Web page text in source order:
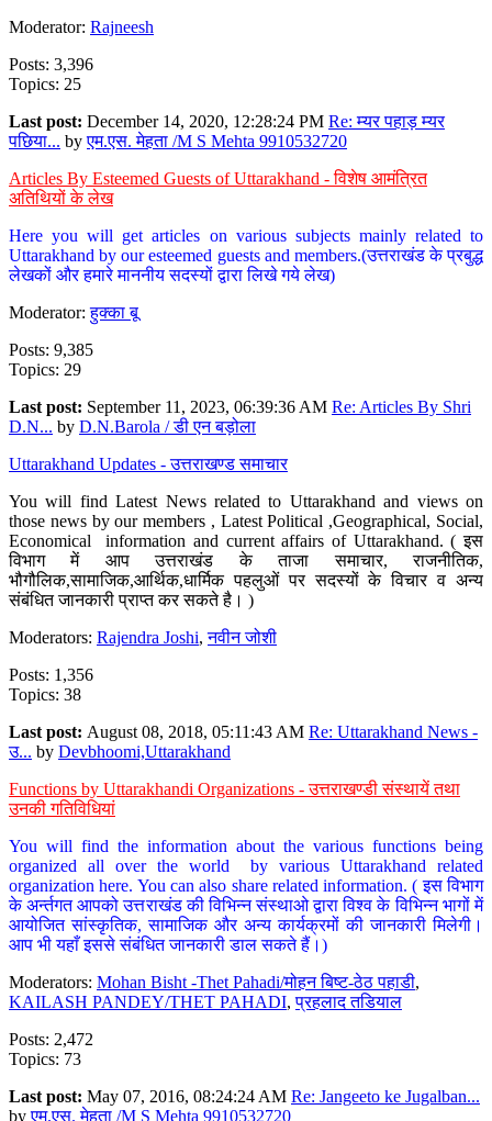
Moderator: Rajneesh
Posts: 3,396
Topics: 25
Last post: December 14, 2020, 12:28:24 PM Re: म्यर पहाड़ म्यर
पछिया... byएम.एस. मेहता /M S Mehta 9910532720
Articles By Esteemed Guests of Uttarakhand - विशेष आमंत्रित
अतिथियों के लेख
Here you will get articles on various subjects mainly related to
Uttarakhand by our esteemed guests and members.(उत्तराखंड के प्रबुद्ध
लेखकों और हमारे माननीय सदस्यों द्वारा लिखे गये लेख)
Moderator:हुक्का बू
Posts: 9,385
Topics: 29
Last post: September 11, 2023, 06:39:36 AM Re: Articles By Shri
D.N... by D.N.Barola / डी एन बड़ोला
Uttarakhand Updates - उत्तराखण्ड समाचार
You will find Latest News related to Uttarakhand and views on
those news by our members , Latest Political ,Geographical, Social,
Economical information and current affairs of Uttarakhand. ( इस
विभाग में आप उत्तराखंड के ताजा समाचार, राजनीतिक,
भौगौलिक,सामाजिक,आर्थिक,धार्मिक पहलुओं पर सदस्यों के विचार व अन्य
संबंधित जानकारी प्राप्त कर सकते है। )
Moderators: Rajendra Joshi,नवीन जोशी
Posts: 1,356
Topics: 38
Last post: August 08, 2018, 05:11:43 AM Re: Uttarakhand News -
उ... by Devbhoomi,Uttarakhand
Functions by Uttarakhandi Organizations - उत्तराखण्डी संस्थायें तथा
उनकी गतिविधियां
You will find the information about the various functions being
organized all over the world by various Uttarakhand related
organization here. You can also share related information. ( इस विभाग
के अर्न्तगत आपको उत्तराखंड की विभिन्न संस्थाओ द्वारा विश्व के विभिन्न भागों में
आयोजित सांस्कृतिक, सामाजिक और अन्य कार्यक्रमों की जानकारी मिलेगी।
आप भी यहाँ इससे संबंधित जानकारी डाल सकते हैं।)
Moderators: Mohan Bisht -Thet Pahadi/मोहन बिष्ट-ठेठ पहाडी,
KAILASH PANDEY/THET PAHADI,प्रहलाद तडियाल
Posts: 2,472
Topics: 73
Last post: May 07, 2016, 08:24:24 AM Re: Jangeeto ke Jugalban...
byएम.एस. मेहता /M S Mehta 9910532720